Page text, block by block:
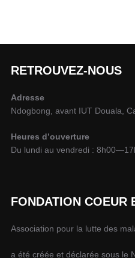
RETROUVEZ-NOUS
Adresse
Ndogbong, avant IUT Douala,
Heures d’ouverture
Du lundi au vendredi :
FONDATION COEUR
Association pour la lutte des
a été créée et déclarée sous le